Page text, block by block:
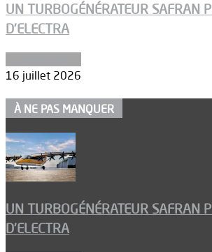
UN TURBOGÉNÉRATEUR SAFRAN
D’ELECTRA
16 juillet 2026
À NE PAS MANQUER
UN TURBOGÉNÉRATEUR SAFRAN
D’ELECTRA